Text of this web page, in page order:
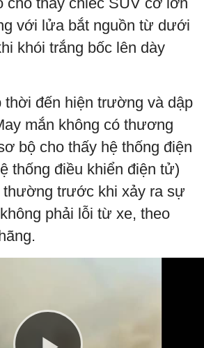
với lửa bắt nguồn từ dưới
khói trắng bốc lên dày
thời đến hiện trường và dập
mắn không có thương
bộ cho thấy hệ thống điện
thống điều khiển điện tử)
thường trước khi xảy ra sự
phải lỗi từ xe, theo